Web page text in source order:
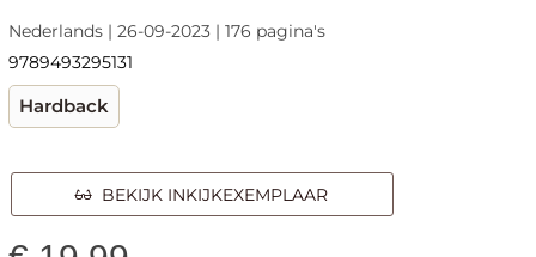
Nederlands | 26-09-2023 | 176 pagina's
9789493295131
Hardback
BEKIJK INKIJKEXEMPLAAR